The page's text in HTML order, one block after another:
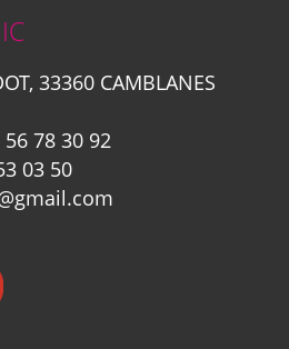
33360 CAMBLANES
56 78 30 92
03 50